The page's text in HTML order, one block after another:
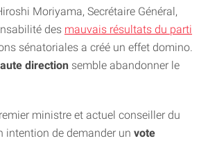
Moriyama, Secrétaire Général,
des mauvais résultats du parti
sénatoriales a créé un effet domino.
direction semble abandonner le
ministre et actuel conseiller du
intention de demander un vote